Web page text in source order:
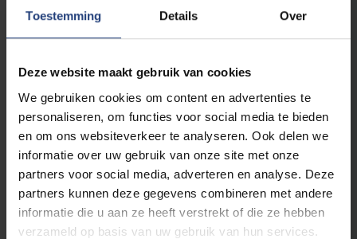
Toestemming Details Over
Deze website maakt gebruik van cookies
We gebruiken cookies om content en advertenties te
personaliseren, om functies voor social media te bieden
en om ons websiteverkeer te analyseren. Ook delen we
informatie over uw gebruik van onze site met onze
partners voor social media, adverteren en analyse. Deze
partners kunnen deze gegevens combineren met andere
informatie die u aan ze heeft verstrekt of die ze hebben
verzameld op basis van uw gebruik van hun services.
Wetenschapspopularisering 6 maart 2026
In het hoofd van een psychopaat
In de podcast Weetikveel Academy ontrafelt
VUB-forensisch psycholoog Kasia Uzieblo de
hardnekkige mythes rond psychopathie
Lees meer